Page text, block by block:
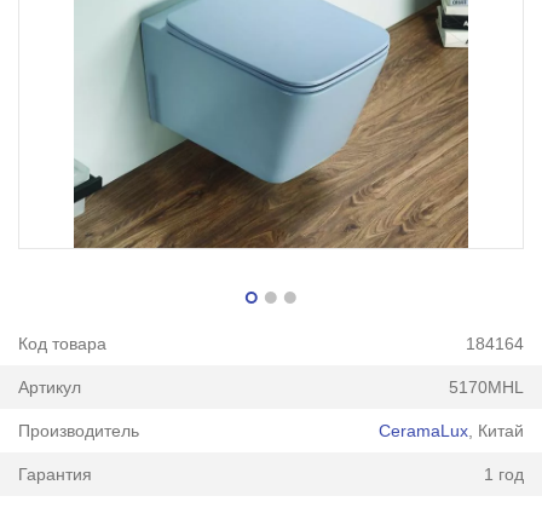
Код товара 184164
Артикул 5170MHL
Производитель CeramaLux , Китай
Гарантия 1 год